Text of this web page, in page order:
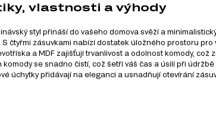
vlastnosti a výhody
styl přináší do vašeho domova svěží a
S čtyřmi zásuvkami nabízí dostatek úložného prostoru pro
a MDF zajišťují trvanlivost a odolnost komody, což
komody se snadno čistí, což šetří váš čas a úsilí při údržbě
úchytky přidávají na eleganci a usnadňují otevírání
nábytku